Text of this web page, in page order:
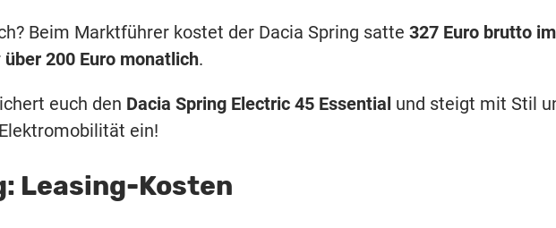
Beim Marktführer kostet der Dacia Spring satte 327 Euro brutto im
über 200 Euro monatlich.
euch den Dacia Spring Electric 45 Essential und steigt mit Stil
ein!
Leasing-Kosten